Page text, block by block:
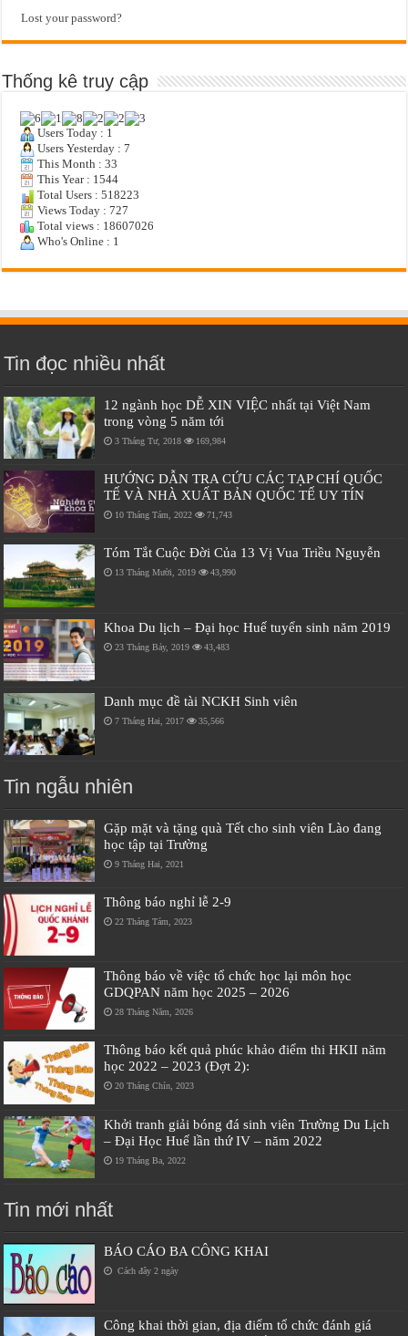
Lost your password?
Thống kê truy cập
Users Today : 1
Users Yesterday : 7
This Month : 33
This Year : 1544
Total Users : 518223
Views Today : 727
Total views : 18607026
Who's Online : 1
Tin đọc nhiều nhất
12 ngành học DỄ XIN VIỆC nhất tại Việt Nam
trong vòng 5 năm tới
3 Tháng Tư, 2018 169,984
HƯỚNG DẪN TRA CỨU CÁC TẠP CHÍ QUỐC
TẾ VÀ NHÀ XUẤT BẢN QUỐC TẾ UY TÍN
10 Tháng Tám, 2022 71,743
Tóm Tắt Cuộc Đời Của 13 Vị Vua Triều Nguyễn
13 Tháng Mười, 2019 43,990
Khoa Du lịch – Đại học Huế tuyển sinh năm 2019
23 Tháng Bảy, 2019 43,483
Danh mục đề tài NCKH Sinh viên
7 Tháng Hai, 2017 35,566
Tin ngẫu nhiên
Gặp mặt và tặng quà Tết cho sinh viên Lào đang
học tập tại Trường
9 Tháng Hai, 2021
Thông báo nghỉ lễ 2-9
22 Tháng Tám, 2023
Thông báo về việc tổ chức học lại môn học
GDQPAN năm học 2025 – 2026
28 Tháng Năm, 2026
Thông báo kết quả phúc khảo điểm thi HKII năm
học 2022 – 2023 (Đợt 2):
20 Tháng Chín, 2023
Khởi tranh giải bóng đá sinh viên Trường Du Lịch
– Đại Học Huế lần thứ IV – năm 2022
19 Tháng Ba, 2022
Tin mới nhất
BÁO CÁO BA CÔNG KHAI
Cách đây 2 ngày
Công khai thời gian, địa điểm tổ chức đánh giá